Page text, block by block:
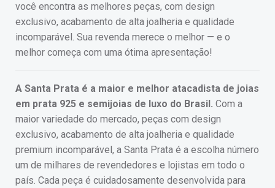
você encontra as melhores peças, com design
exclusivo, acabamento de alta joalheria e qualidade
incomparável. Sua revenda merece o melhor — e o
melhor começa com uma ótima apresentação!
A Santa Prata é a maior e melhor atacadista de joias
em prata 925 e semijoias de luxo do Brasil. Com a
maior variedade do mercado, peças com design
exclusivo, acabamento de alta joalheria e qualidade
premium incomparável, a Santa Prata é a escolha número
um de milhares de revendedores e lojistas em todo o
país. Cada peça é cuidadosamente desenvolvida para